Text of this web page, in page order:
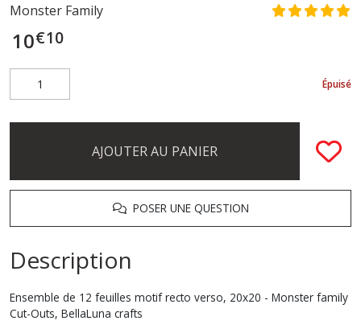
Monster Family
10€10
Épuisé
AJOUTER AU PANIER
POSER UNE QUESTION
Description
Ensemble de 12 feuilles motif recto verso, 20x20 - Monster family
Cut-Outs, BellaLuna crafts